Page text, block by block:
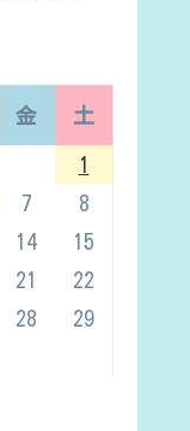
金 土
1
7
8
14
15
21
22
28
29